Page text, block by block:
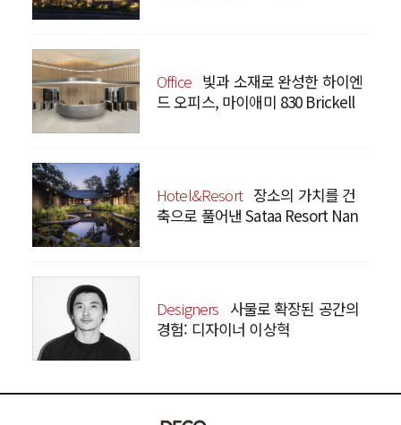
Office 빛과 소재로 완성한 하이엔
드 오피스, 마이애미 830 Brickell
Hotel&Resort 장소의 가치를 건
축으로 풀어낸 Sataa Resort Nan
Designers 사물로 확장된 공간의
경험: 디자이너 이상혁